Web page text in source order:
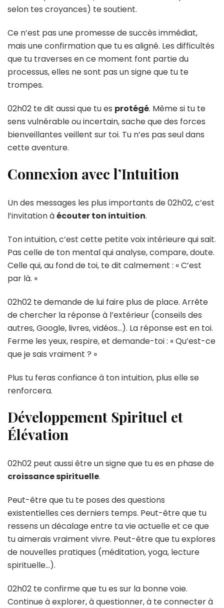
selon tes croyances) te soutient.
Ce n’est pas une promesse de succès immédiat,
mais une confirmation que tu es aligné. Les difficultés
que tu traverses en ce moment font partie du
processus, elles ne sont pas un signe que tu te
trompes.
02h02 te dit aussi que tu es protégé. Même si tu te
sens vulnérable ou incertain, sache que des forces
bienveillantes veillent sur toi. Tu n’es pas seul dans
cette aventure.
Connexion avec l’Intuition
Un des messages les plus importants de 02h02, c’est
l’invitation àécouter ton intuition.
Ton intuition, c’est cette petite voix intérieure qui sait.
Pas celle de ton mental qui analyse, compare, doute.
Celle qui, au fond de toi, te dit calmement : « C’est
par là. »
02h02 te demande de lui faire plus de place. Arrête
de chercher la réponse à l’extérieur (conseils des
autres, Google, livres, vidéos…). La réponse est en toi.
Ferme les yeux, respire, et demande-toi : « Qu’est-ce
que je sais vraiment ? »
Plus tu feras confiance à ton intuition, plus elle se
renforcera.
Développement Spirituel et
Élévation
02h02 peut aussi être un signe que tu es en phase de
croissance spirituelle.
Peut-être que tu te poses des questions
existentielles ces derniers temps. Peut-être que tu
ressens un décalage entre ta vie actuelle et ce que
tu aimerais vraiment vivre. Peut-être que tu explores
de nouvelles pratiques (méditation, yoga, lecture
spirituelle…).
02h02 te confirme que tu es sur la bonne voie.
Continue à explorer, à questionner, à te connecter à